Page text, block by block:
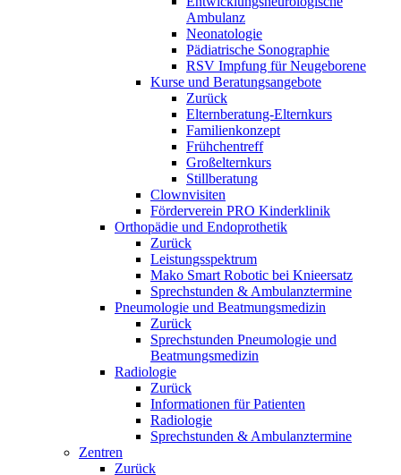
Ambulanz
Neonatologie
Pädiatrische Sonographie
RSV Impfung für Neugeborene
Kurse und Beratungsangebote
Zurück
Elternberatung-Elternkurs
Familienkonzept
Frühchentreff
Großelternkurs
Stillberatung
Clownvisiten
Förderverein PRO Kinderklinik
Orthopädie und Endoprothetik
Zurück
Leistungsspektrum
Mako Smart Robotic bei Knieersatz
Sprechstunden & Ambulanztermine
Pneumologie und Beatmungsmedizin
Zurück
Sprechstunden Pneumologie und
Beatmungsmedizin
Radiologie
Zurück
Informationen für Patienten
Radiologie
Sprechstunden & Ambulanztermine
Zentren
Zurück